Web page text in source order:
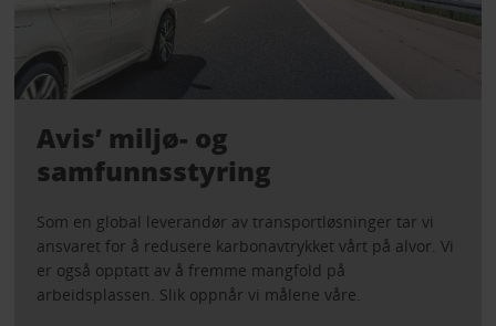
Avis’ miljø- og
samfunnsstyring
Som en global leverandør av transportløsninger tar vi
ansvaret for å redusere karbonavtrykket vårt på alvor. Vi
er også opptatt av å fremme mangfold på
arbeidsplassen. Slik oppnår vi målene våre.